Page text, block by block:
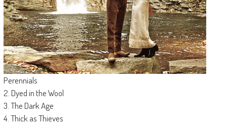
Perennials
2. Dyed in the Wool
3. The Dark Age
4. Thick as Thieves